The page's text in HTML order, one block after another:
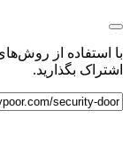
با استفاده از
اشتراک بگذارید.